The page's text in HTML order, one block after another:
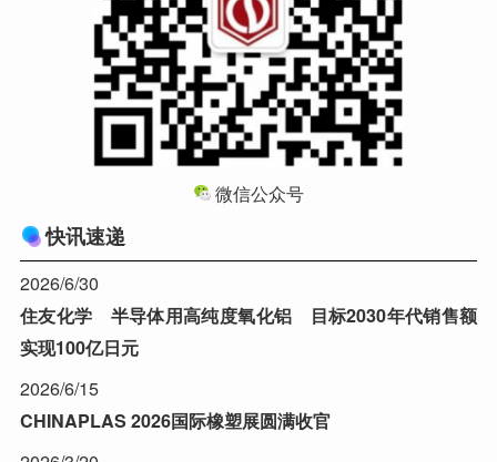
微信公众号
快讯速递
2026/6/30
住友化学 半导体用高纯度氧化铝 目标2030年代销售额
实现100亿日元
2026/6/15
CHINAPLAS 2026国际橡塑展圆满收官